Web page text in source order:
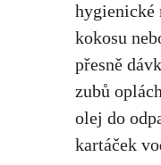
hygienické
kokosu
přesně
zubů
olej do
kartáček